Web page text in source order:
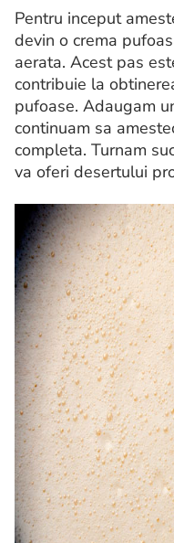
Pentru inceput
devin o crema
aerata. Acest pas
contribuie la
pufoase. Adaugam
continuam sa
completa. Turnam
va oferi desertului